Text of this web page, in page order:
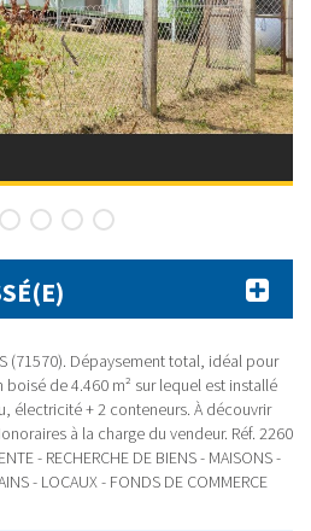
(71570). Dépaysement total, idéal pour
boisé de 4.460 m² sur lequel est installé
électricité + 2 conteneurs. À découvrir
à la charge du vendeur. Réf. 2260
- RECHERCHE DE BIENS - MAISONS -
- LOCAUX - FONDS DE COMMERCE